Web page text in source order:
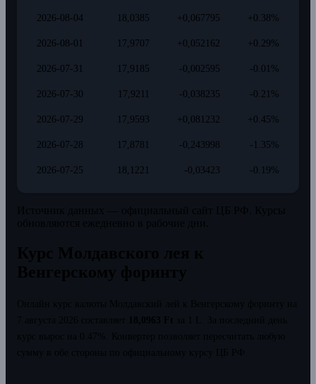
2026-08-04 18,0385 +0,067795 +0.38%
2026-08-01 17,9707 +0,052162 +0.29%
2026-07-31 17,9185 -0,002595 -0.01%
2026-07-30 17,9211 -0,038235 -0.21%
2026-07-29 17,9593 +0,081232 +0.45%
2026-07-28 17,8781 -0,243998 -1.35%
2026-07-25 18,1221 -0,03423 -0.19%